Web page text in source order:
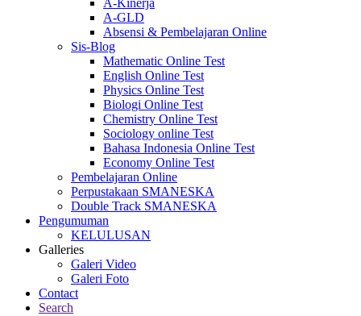
A-Kinerja
A-GLD
Absensi & Pembelajaran Online
Sis-Blog
Mathematic Online Test
English Online Test
Physics Online Test
Biologi Online Test
Chemistry Online Test
Sociology online Test
Bahasa Indonesia Online Test
Economy Online Test
Pembelajaran Online
Perpustakaan SMANESKA
Double Track SMANESKA
Pengumuman
KELULUSAN
Galleries
Galeri Video
Galeri Foto
Contact
Search